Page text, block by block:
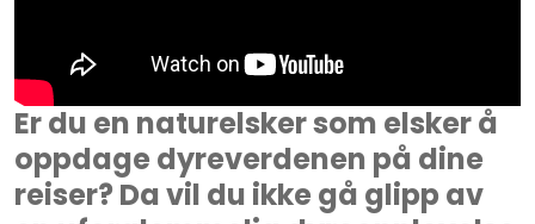
Er du en naturelsker som elsker å
oppdage dyreverdenen på dine
reiser? Da vil du ikke gå glipp av